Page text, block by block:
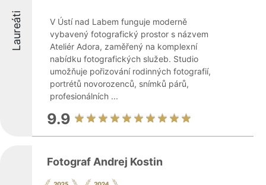
Laureáti
V Ústí nad Labem funguje moderně
vybavený fotografický prostor s názvem
Ateliér Adora, zaměřený na komplexní
nabídku fotografických služeb. Studio
umožňuje pořizování rodinných fotografií,
portrétů novorozenců, snímků párů,
profesionálních ...
9.9
Fotograf Andrej Kostin